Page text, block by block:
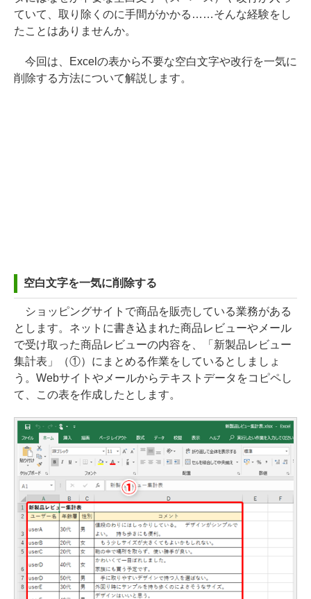
ていて、取り除くのに手間がかかる……そんな経験をし
たことはありませんか。
今回は、Excelの表から不要な空白文字や改行を一気に
削除する方法について解説します。
空白文字を一気に削除する
ショッピングサイトで商品を販売している業務がある
とします。ネットに書き込まれた商品レビューやメール
で受け取った商品レビューの内容を、「新製品レビュー
集計表」（①）にまとめる作業をしているとしましょ
う。Webサイトやメールからテキストデータをコピペし
て、この表を作成したとします。